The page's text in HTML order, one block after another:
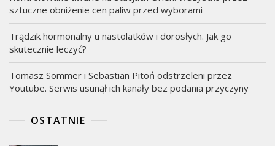
sztuczne obniżenie cen paliw przed wyborami
Trądzik hormonalny u nastolatków i dorosłych. Jak go
skutecznie leczyć?
Tomasz Sommer i Sebastian Pitoń odstrzeleni przez
Youtube. Serwis usunął ich kanały bez podania przyczyny
OSTATNIE